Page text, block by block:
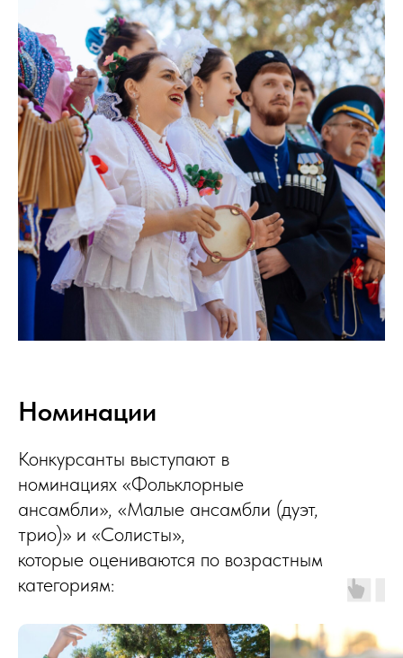
Номинации
Конкурсанты выступают в
номинациях «Фольклорные
ансамбли», «Малые ансамбли (дуэт,
трио)» и «Солисты»,
которые оцениваются по возрастным
категориям: